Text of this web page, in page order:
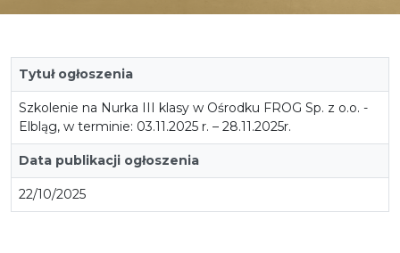
Tytuł ogłoszenia
Szkolenie na Nurka III klasy w Ośrodku FROG Sp. z o.o. -
Elbląg, w terminie: 03.11.2025 r. – 28.11.2025r.
Data publikacji ogłoszenia
22/10/2025